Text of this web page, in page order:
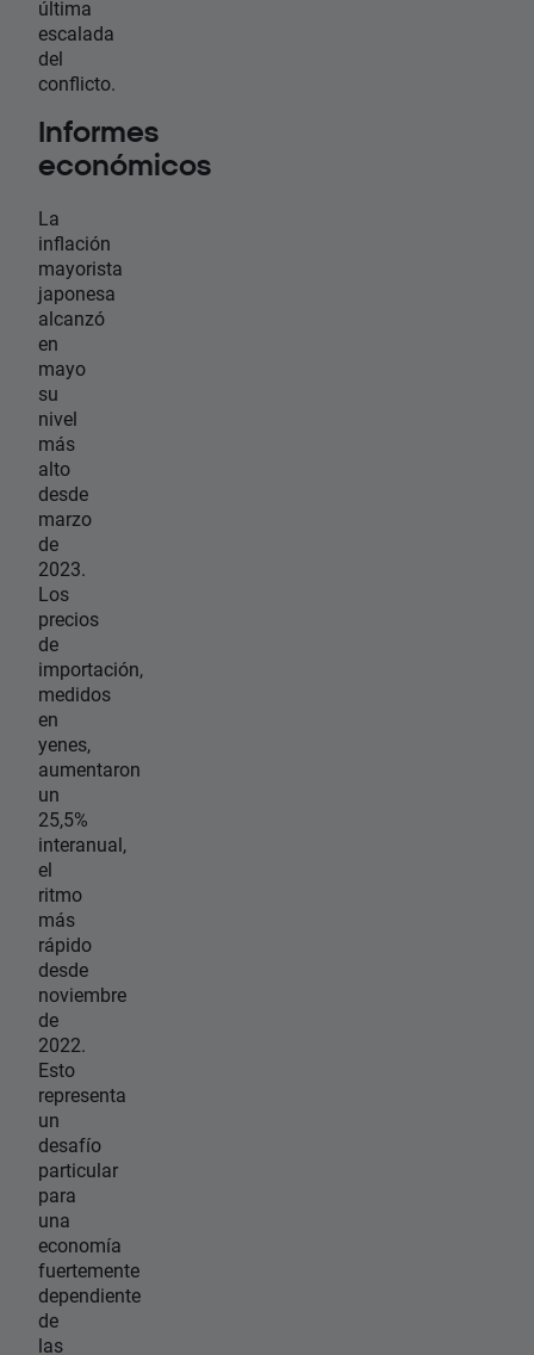
última
escalada
del
conflicto.
Informes
económicos
La
inflación
mayorista
japonesa
alcanzó
en
mayo
su
nivel
más
alto
desde
marzo
de
2023.
Los
precios
de
importación,
medidos
en
yenes,
aumentaron
un
25,5%
interanual,
el
ritmo
más
rápido
desde
noviembre
de
2022.
Esto
representa
un
desafío
particular
para
una
economía
fuertemente
dependiente
de
las